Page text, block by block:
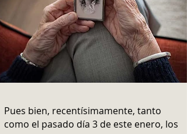
Pues bien, recentísimamente, tanto
como el pasado día 3 de este enero, los